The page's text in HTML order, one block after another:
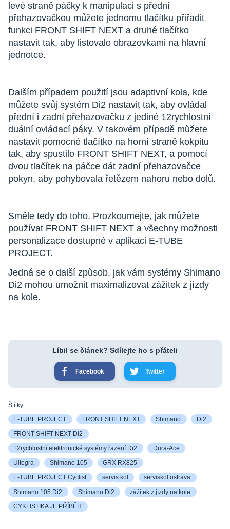
levé straně páčky k manipulaci s přední
přehazovačkou můžete jednomu tlačítku přiřadit
funkci FRONT SHIFT NEXT a druhé tlačítko
nastavit tak, aby listovalo obrazovkami na hlavní
jednotce.
Dalším případem použití jsou adaptivní kola, kde
můžete svůj systém Di2 nastavit tak, aby ovládal
přední i zadní přehazovačku z jediné 12rychlostní
duální ovládací páky. V takovém případě můžete
nastavit pomocné tlačítko na horní straně kokpitu
tak, aby spustilo FRONT SHIFT NEXT, a pomocí
dvou tlačítek na páčce dát zadní přehazovačce
pokyn, aby pohybovala řetězem nahoru nebo dolů.
Směle tedy do toho. Prozkoumejte, jak můžete
používat FRONT SHIFT NEXT a všechny možnosti
personalizace dostupné v aplikaci E-TUBE
PROJECT.
Jedná se o další způsob, jak vám systémy Shimano
Di2 mohou umožnit maximalizovat zážitek z jízdy
na kole.
Líbil se článek? Sdílejte ho s přáteli
Facebook Twitter
Štítky
E-TUBE PROJECT FRONT SHIFT NEXT Shimano Di2
FRONT SHIFT NEXT Di2
12rychlostní elektronické systémy řazení Di2 Dura-Ace
Ultegra Shimano 105 GRX RX825
E-TUBE PROJECT Cyclist servis kol serviskol ostrava
Shimano 105 Di2 Shimano Di2 zážitek z jízdy na kole
CYKLISTIKA JE PŘÍBĚH